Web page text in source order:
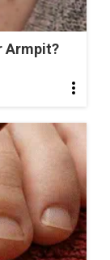
Armpit?